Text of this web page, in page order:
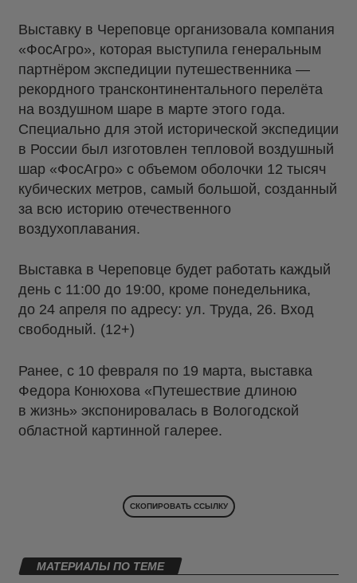
Выставку в Череповце организовала компания
«ФосАгро», которая выступила генеральным
партнёром экспедиции путешественника —
рекордного трансконтинентального перелёта
на воздушном шаре в марте этого года.
Специально для этой исторической экспедиции
в России был изготовлен тепловой воздушный
шар «ФосАгро» с объемом оболочки 12 тысяч
кубических метров, самый большой, созданный
за всю историю отечественного
воздухоплавания.
Выставка в Череповце будет работать каждый
день с 11:00 до 19:00, кроме понедельника,
до 24 апреля по адресу: ул. Труда, 26. Вход
свободный. (12+)
Ранее, с 10 февраля по 19 марта, выставка
Федора Конюхова «Путешествие длиною
в жизнь» экспонировалась в Вологодской
областной картинной галерее.
СКОПИРОВАТЬ ССЫЛКУ
МАТЕРИАЛЫ ПО ТЕМЕ